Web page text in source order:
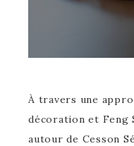
À travers une
décoration et Feng
autour de Cesson